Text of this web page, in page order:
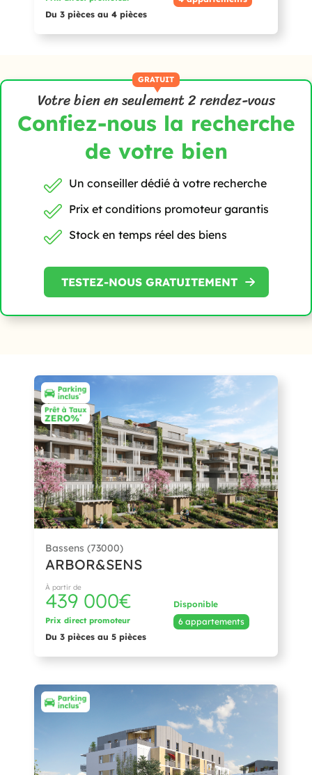
Du 3 pièces au 4 pièces
GRATUIT
Confiez-nous la recherche
de votre bien
Votre bien en seulement 2 rendez-vous
Un conseiller dédié à votre recherche
Prix et conditions promoteur garantis
Stock en temps réel des biens
TESTEZ-NOUS GRATUITEMENT
Bassens (73000)
ARBOR&SENS
À partir de
439 000€
Prix direct promoteur
Du 3 pièces au 5 pièces
Disponible
6 appartements